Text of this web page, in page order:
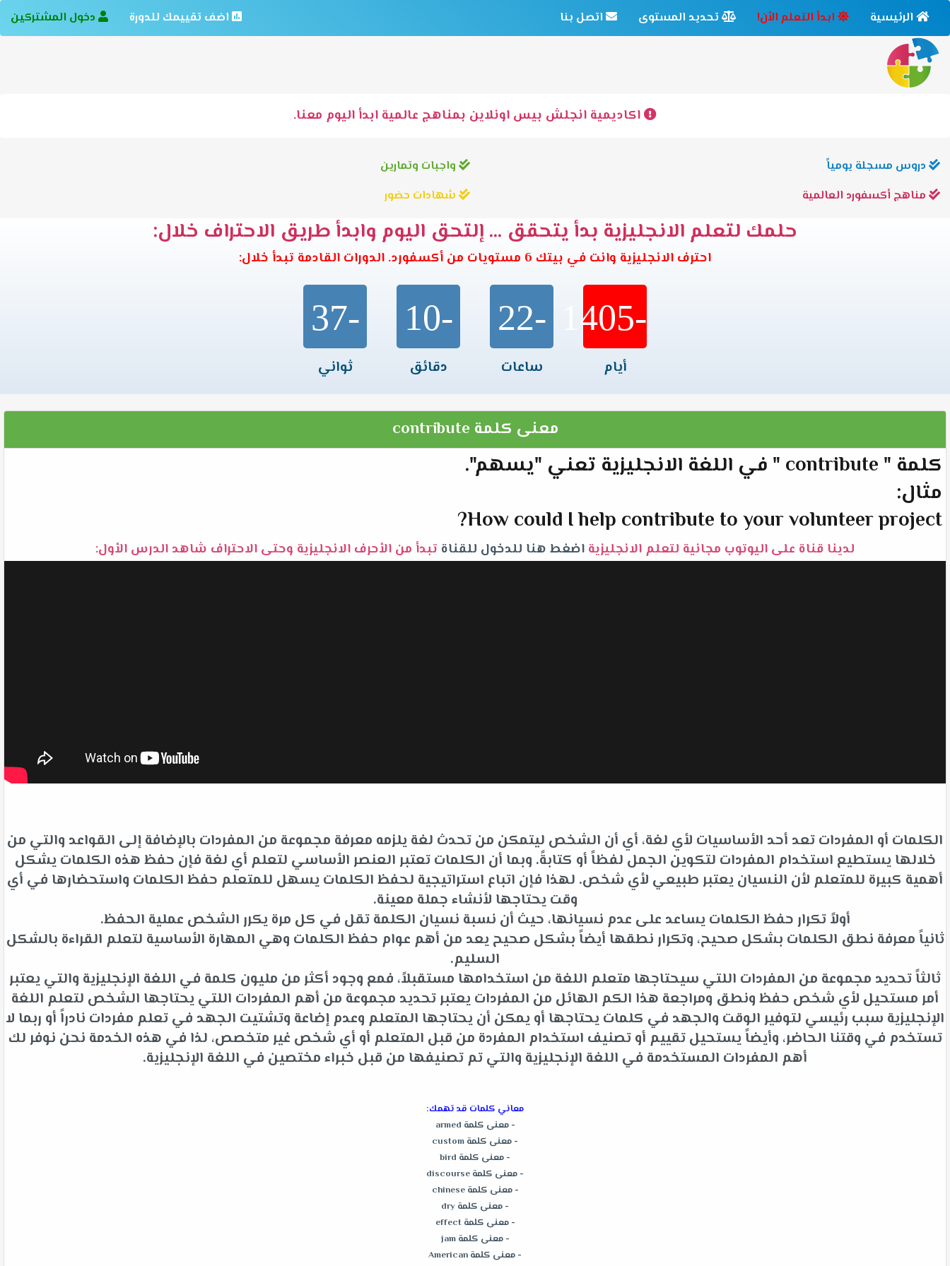
الرئيسية ابدأ التعلم الأن! تحديد المستوى اتصل بنا اضف تقييمك للدورة دخول المشتركين
اكاديمية انجلش بيس اونلاين بمناهج عالمية ابدأ اليوم معنا.
دروس مسجلة يومياً
واجبات وتمارين
مناهج أكسفورد العالمية
شهادات حضور
حلمك لتعلم الانجليزية بدأ يتحقق ... إلتحق اليوم وابدأ طريق الاحتراف خلال:
احترف الانجليزية وانت في بيتك 6 مستويات من أكسفورد. الدورات القادمة تبدأ خلال:
-1405
أيام
-22
ساعات
-10
دقائق
-37
ثواني
معنى كلمة contribute
كلمة " contribute " في اللغة الانجليزية تعني "يسهم".
مثال:
How could I help contribute to your volunteer project?
لدينا قناة على اليوتوب مجانية لتعلم الانجليزية اضغط هنا للدخول للقناة تبدأ من الأحرف الانجليزية وحتى الاحتراف شاهد الدرس الأول:
الكلمات أو المفردات تعد أحد الأساسيات لأي لغة، أي أن الشخص ليتمكن من تحدث لغة يلزمه معرفة مجموعة من المفردات بالإضافة إلى القواعد والتي من
خلالها يستطيع استخدام المفردات لتكوين الجمل لفظاً أو كتابةً. وبما أن الكلمات تعتبر العنصر الأساسي لتعلم أي لغة فإن حفظ هذه الكلمات يشكل
أهمية كبيرة للمتعلم لأن النسيان يعتبر طبيعي لأي شخص. لهذا فإن اتباع استراتيجية لحفظ الكلمات يسهل للمتعلم حفظ الكلمات واستحضارها في أي
وقت يحتاجها لأنشاء جملة معينة.
أولاً تكرار حفظ الكلمات يساعد على عدم نسيانها، حيث أن نسبة نسيان الكلمة تقل في كل مرة يكرر الشخص عملية الحفظ.
ثانياً معرفة نطق الكلمات بشكل صحيح، وتكرار نطقها أيضاً بشكل صحيح يعد من أهم عوام حفظ الكلمات وهي المهارة الأساسية لتعلم القراءة بالشكل
السليم.
ثالثاً تحديد مجموعة من المفردات اللتي سيحتاجها متعلم اللغة من استخدامها مستقبلاً، فمع وجود أكثر من مليون كلمة في اللغة الإنجليزية والتي يعتبر
أمر مستحيل لأي شخص حفظ ونطق ومراجعة هذا الكم الهائل من المفردات يعتبر تحديد مجموعة من أهم المفردات اللتي يحتاجها الشخص لتعلم اللغة
الإنجليزية سبب رئيسي لتوفير الوقت والجهد في كلمات يحتاجها أو يمكن أن يحتاجها المتعلم وعدم إضاعة وتشتيت الجهد في تعلم مفردات نادراً أو ربما لا
تستخدم في وقتنا الحاضر، وأيضاً يستحيل تقييم أو تصنيف استخدام المفردة من قبل المتعلم أو أي شخص غير متخصص، لذا في هذه الخدمة نحن نوفر لك
أهم المفردات المستخدمة في اللغة الإنجليزية والتي تم تصنيفها من قبل خبراء مختصين في اللغة الإنجليزية.
معاني كلمات قد تهمك:
-معنى كلمة armed
- معنى كلمة custom
- معنى كلمة bird
- معنى كلمة discourse
-معنى كلمة chinese
- معنى كلمة dry
-معنى كلمة effect
-معنى كلمة jam
- معنى كلمة American